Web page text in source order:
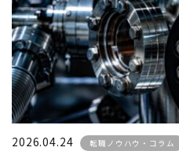
2026.04.24 転職ノウハウ・コラム